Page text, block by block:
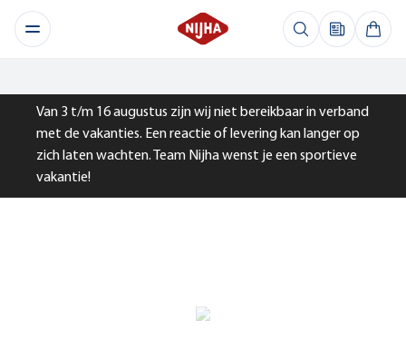
Van 3 t/m 16 augustus zijn wij niet bereikbaar in verband
met de vakanties. Een reactie of levering kan langer op
zich laten wachten. Team Nijha wenst je een sportieve
vakantie!